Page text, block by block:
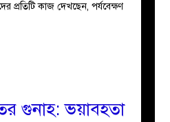
প্রতিটি কাজ দেখছেন, পর্যবেক্ষণ
গুনাহ: ভয়াবহতা